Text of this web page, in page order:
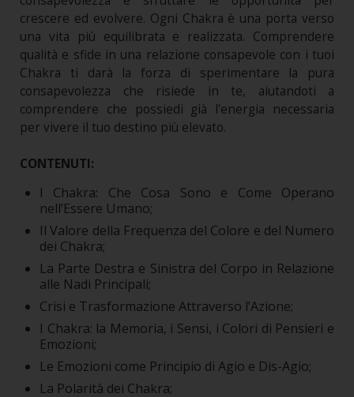
crescere ed evolvere. Ogni Chakra è una porta verso
una vita più equilibrata e realizzata. Comprendere
qualità e sfide in una relazione consapevole con i tuoi
Chakra ti darà la forza di sperimentare la pura
consapevolezza che risiede in te, aiutandoti a
comprendere che possiedi già l'energia necessaria
per vivere il tuo destino più elevato.
CONTENUTI:
I Chakra: Che Cosa Sono e Come Operano
nell’Essere Umano;
Il Valore della Frequenza del Colore e del Numero
dei Chakra;
La Parte Destra e Sinistra del Corpo in Relazione
alle Nadi Principali;
Crisi e Trasformazione Attraverso l’Azione;
I Chakra: la Memoria, i Sensi, i Colori di Pensieri e
Emozioni;
Le Emozioni come Principio di Agio e Dis-Agio;
La Polarità dei Chakra;